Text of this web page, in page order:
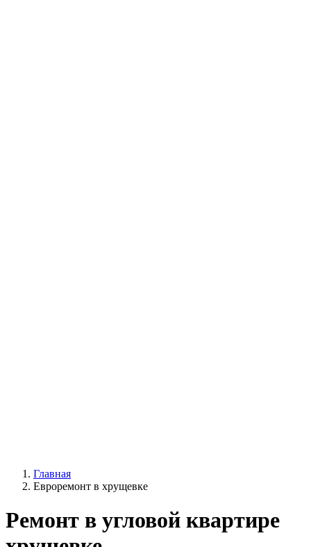
Главная
Евроремонт в хрущевке
Ремонт в угловой квартире